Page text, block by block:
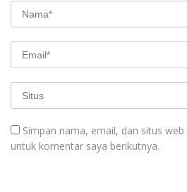
Simpan nama, email, dan situs
untuk komentar saya berikutnya.